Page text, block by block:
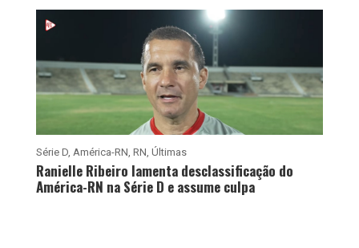
Série D, América-RN, RN, Últimas
Ranielle Ribeiro lamenta desclassificação do
América-RN na Série D e assume culpa